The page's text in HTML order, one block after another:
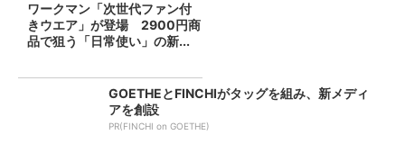
ワークマン「次世代ファン付
きウエア」が登場 2900円商
品で狙う「日常使い」の新...
GOETHEとFINCHIがタッグを組み、新メディ
アを創設
PR(FINCHI on GOETHE)